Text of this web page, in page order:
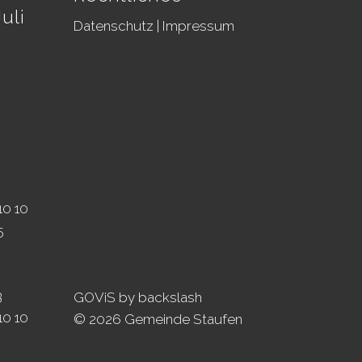
10
10
Datenschutz | Impressum
GOViS by backslash
© 2026 Gemeinde Staufen